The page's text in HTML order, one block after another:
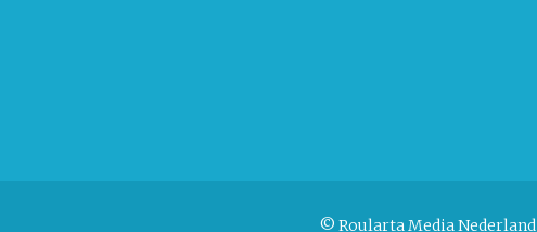
© Roularta Media Nederland